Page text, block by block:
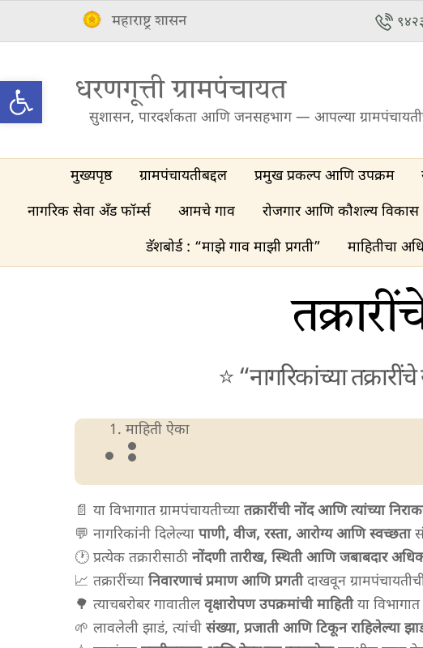
Open toolbar
महाराष्ट्र शासन
धरणगूत्ती ग्रामपंचायत
सुशासन, पारदर्शकता आणि जनसहभाग — आपल्या
मुख्यपृष्ठ
ग्रामपंचायतीबद्दल प्रमुख प्रकल्प आणि उपक्रम
नागरिक सेवा अँड फॉर्म्स
आमचे गाव रोजगार आणि कौशल्य विकास
डॅशबोर्ड : “माझे गाव माझी प्रगती”
माहितीचा
⭐ “नागरिकांच्या
माहिती ऐका
📄 या विभागात ग्रामपंचायतीच्या तक्रारींची नोंद आणि त्यांच्या
💬 नागरिकांनी दिलेल्या पाणी, वीज, रस्ता, आरोग्य आणि स्वच्छता
🕐 प्रत्येक तक्रारीसाठी नोंदणी तारीख, स्थिती आणि जबाबदार
📈 तक्रारींच्या निवारणाचं प्रमाण आणि प्रगतीदाखवून
🌳 त्याचबरोबर गावातीलवृक्षारोपण उपक्रमांची माहितीया
🌱 लावलेली झाडं, त्यांची संख्या, प्रजाती आणि टिकून राहिलेल्या